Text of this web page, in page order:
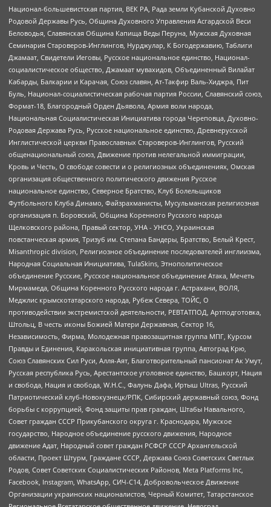
Национал-большевистская партия, ВЕК РА, Рада земли Кубанской Духовно
Родовой Державы Русь, Община Духовного Управления Асгардской Веси
Беловодья, Славянская Община Капища Веды Перуна, Мужская Духовная
Семинария Староверов-Инглингов, Нурджулар, К Богодержавию, Таблиги
Джамаат, Свидетели Иеговы, Русское национальное единство, Национал-
социалистическое общество, Джамаат мувахидов, Объединенный Вилайат
Кабарды, Балкарии и Карачая, Союз славян, Ат-Такфир Валь-Хиджра, Пит
Буль, Национал-социалистическая рабочая партия России, Славянский союз,
Формат-18, Благородный Орден Дьявола, Армия воли народа,
Национальная Социалистическая Инициатива города Череповца, Духовно-
Родовая Держава Русь, Русское национальное единство, Древнерусской
Инглистической церкви Православных Староверов-Инглингов, Русский
общенациональный союз, Движение против нелегальной иммиграции,
Кровь и Честь, О свободе совести и о религиозных объединениях, Омская
организация общественного политического движения Русское
национальное единство, Северное Братство, Клуб Болельщиков
Футбольного Клуба Динамо, Файзрахманисты, Мусульманская религиозная
организация п. Боровский, Община Коренного Русского народа
Щелковского района, Правый сектор, УНА - УНСО, Украинская
повстанческая армия, Тризуб им. Степана Бандеры, Братство, Белый Крест,
Misanthropic division, Религиозное объединение последователей инглиизма,
Народная Социальная Инициатива, TulaSkins, Этнополитическое
объединение Русские, Русское национальное объединение Атака, Мечеть
Мирмамеда, Община Коренного Русского народа г. Астрахани, ВОЛЯ,
Меджлис крымскотатарского народа, Рубеж Севера, ТОЙС, О
противодействии экстремистской деятельности, РЕВТАТПОД, Артподготовка,
Штольц, В честь иконы Божией Матери Державная, Сектор 16,
Независимость, Фирма, Молодежная правозащитная группа МПГ, Курсом
Правды и Единения, Каракольская инициативная группа, Автоград Крю,
Союз Славянских Сил Руси, Алля-Аят, Благотворительный пансионат Ак Умут,
Русская республика Русь, Арестантское уголовное единство, Башкорт, Нация
и свобода, Нация и свобода, W.H.С., Фалунь Дафа, Иртыш Ultras, Русский
Патриотический клуб-Новокузнецк/РПК, Сибирский державный союз, Фонд
борьбы с коррупцией, Фонд защиты прав граждан, Штабы Навального,
Совет граждан СССР Прикубанского округа г. Краснодара, Мужское
государство, Народное объединение русского движения, Народное
движение Адат, Народный совет граждан РСФСР СССР Архангельской
области, Проект Штурм, Граждане СССР, Держава Союз Советских Светлых
Родов, Совет Советских Социалистических Районов, Meta Platforms Inc,
Facebook, Instagram, WhatsApp, СИЧ-С14, Добровольческое Движение
Организации украинских националистов, Черный Комитет, Татарстанское